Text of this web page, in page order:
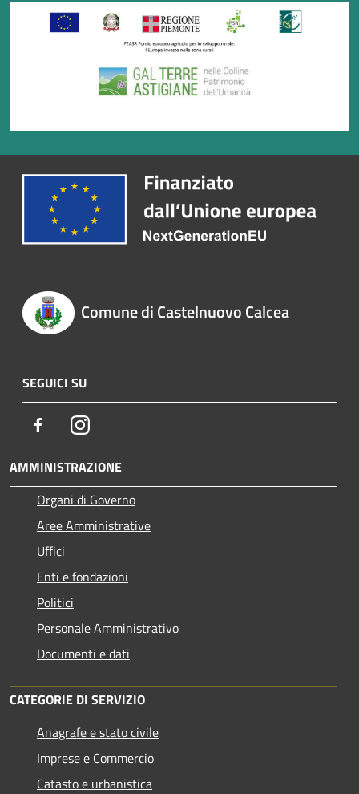
Comune di Castelnuovo Calcea
SEGUICI SU
FacebookInstagram
AMMINISTRAZIONE
Organi di Governo
Aree Amministrative
Uffici
Enti e fondazioni
Politici
Personale Amministrativo
Documenti e dati
CATEGORIE DI SERVIZIO
Anagrafe e stato civile
Imprese e Commercio
Catasto e urbanistica